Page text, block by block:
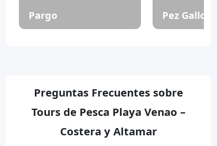
Pargo Pez Gallo
Preguntas Frecuentes sobre
Tours de Pesca Playa Venao –
Costera y Altamar